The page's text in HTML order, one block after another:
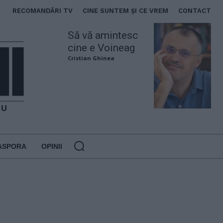
RECOMANDĂRI TV CINE SUNTEM ȘI CE VREM CONTACT
Să vă amintesc
cine e Voineag
Cristian Ghinea
OPINII